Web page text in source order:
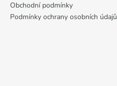
Obchodní podmínky
Podmínky ochrany osobních údajů